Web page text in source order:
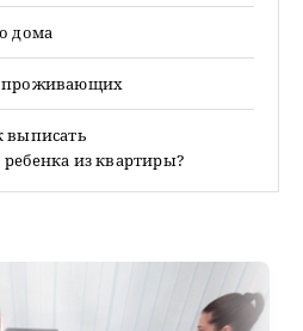
дома
проживающих
выписать
из квартиры?